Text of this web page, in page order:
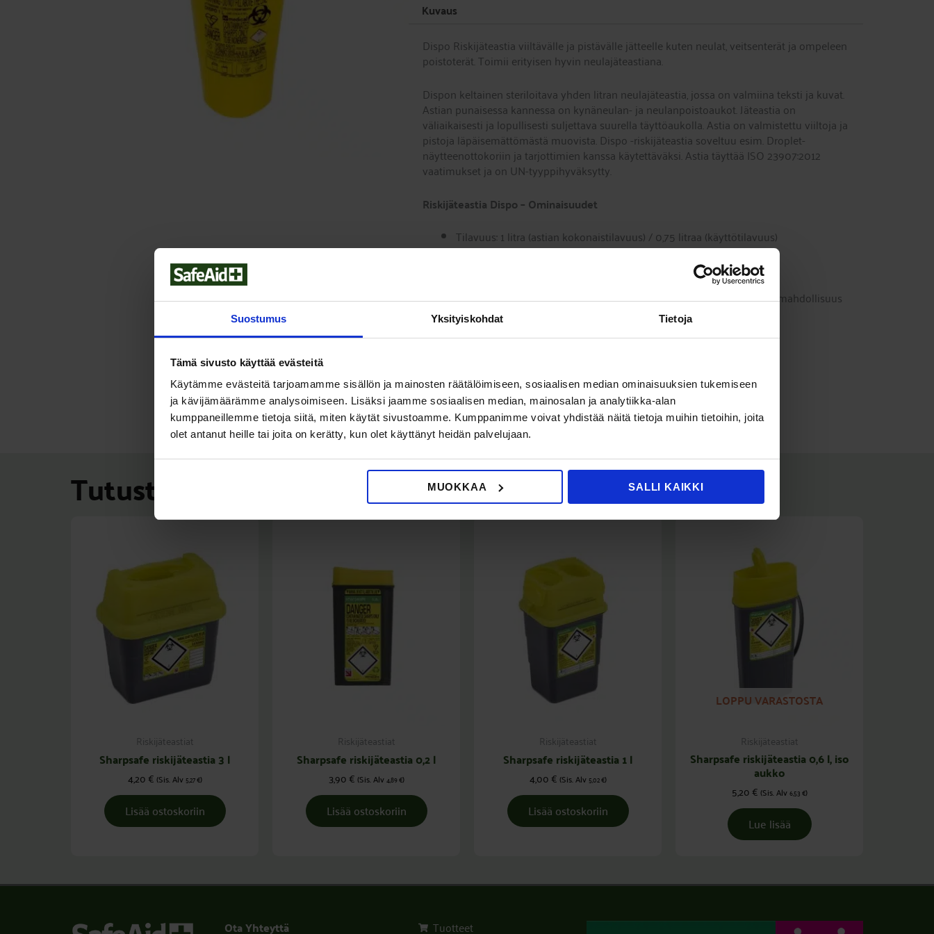
Suostumus Yksityiskohdat Tietoja
Tämä sivusto käyttää evästeitä
Käytämme evästeitä tarjoamamme sisällön ja mainosten räätälöimiseen, sosiaalisen median ominaisuuksien tukemiseen
ja kävijämäärämme analysoimiseen. Lisäksi jaamme sosiaalisen median, mainosalan ja analytiikka-alan
kumppaneillemme tietoja siitä, miten käytät sivustoamme. Kumppanimme voivat yhdistää näitä tietoja muihin tietoihin, joita
olet antanut heille tai joita on kerätty, kun olet käyttänyt heidän palvelujaan.
MUOKKAA SALLI KAIKKI
Kuvaus
Dispo Riskijäteastia viiltävälle ja pistävälle jätteelle kuten neulat, veitsenterät ja ompeleen
poistoterät. Toimii erityisen hyvin neulajäteastiana.
Dispon keltainen steriloitava yhden litran neulajäteastia, jossa on valmiina teksti ja kuvat.
Astian punaisessa kannessa on kynäneulan- ja neulanpoistoaukot. Jäteastia on
väliaikaisesti ja lopullisesti suljettava suurella täyttöaukolla. Astia on valmistettu viiltoja ja
pistoja läpäisemättömästä muovista. Dispo -riskijäteastia soveltuu esim. Droplet-
näytteenottokoriin ja tarjottimien kanssa käytettäväksi. Astia täyttää ISO 23907:2012
vaatimukset ja on UN-tyyppihyväksytty.
Riskijäteastia Dispo – Ominaisuudet
Tilavuus: 1 litra (astian kokonaistilavuus) / 0,75 litraa (käyttötilavuus)
Mitat: Pohjan halkaisija 11cm, korkeus 18,2 cm
Turvallinen kaksoissulkumekanismi: väliaikainen ja lopullinen sulkumahdollisuus
Helposti suljettava kansi, ei voi vahingossa avata
Pakkaus kierrätyspropyleeniä, ei sisällä PVC:tä
Soveltuu poltettavaksi
Astiassa maksimitäyttöraja
Tutustu myös
Riskijäteastiat
Sharpsafe riskijäteastia 3 l
4,20€(Sis. Alv 5,27€)
Lisää ostoskoriin
Riskijäteastiat
Sharpsafe riskijäteastia 0,2 l
3,90€(Sis. Alv4,89€)
Lisää ostoskoriin
Riskijäteastiat
Sharpsafe riskijäteastia 1 l
4,00€(Sis. Alv 5,02€)
Lisää ostoskoriin
LOPPU VARASTOSTA
Riskijäteastiat
Sharpsafe riskijäteastia 0,6 l, iso
aukko
5,20€(Sis. Alv6,53€)
Lue lisää
Ota Yhteyttä Tuotteet